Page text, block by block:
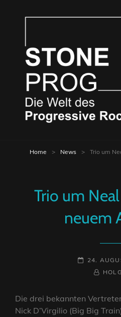
Home > News > Trio um
Trio um
neuem
POSTED-
24.
BY
BYLINE
Die drei bekannten
Nick D’Virgilio (Big Big